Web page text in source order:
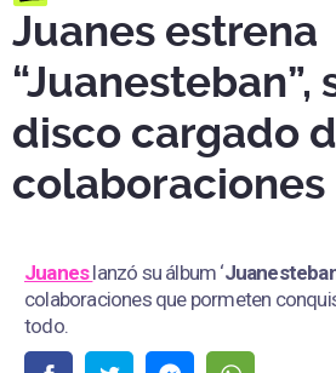
Juanes estrena
“Juanesteban”,
disco cargado
colaboraciones
Juaneslanzó su álbum ‘
colaboraciones que pormeten
todo.